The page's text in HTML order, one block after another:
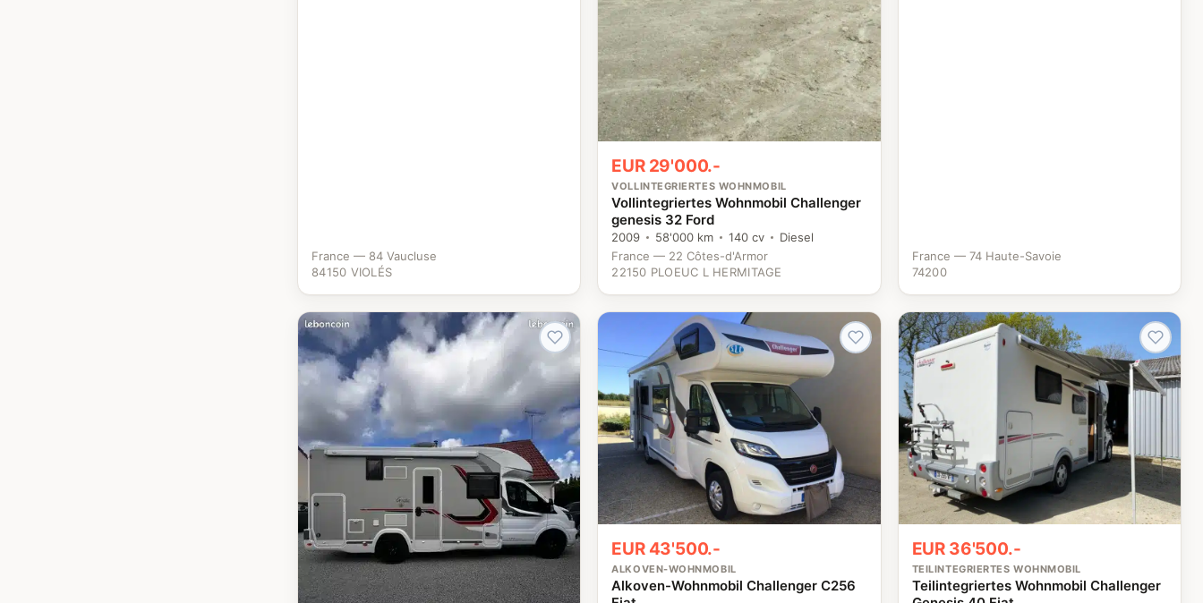
France — 84 Vaucluse
84150 VIOLÉS
EUR 29'000.-
VOLLINTEGRIERTES WOHNMOBIL
Vollintegriertes Wohnmobil Challenger
genesis 32 Ford
2009 58'000 km 140 cv
Diesel
France — 22 Côtes-d'Armor
22150 PLOEUC L HERMITAGE
France — 74 Haute-Savoie
74200
EUR 43'500.-
ALKOVEN-WOHNMOBIL
Alkoven-Wohnmobil Challenger C256
EUR 36'500.-
TEILINTEGRIERTES WOHNMOBIL
Teilintegriertes Wohnmobil Challenger